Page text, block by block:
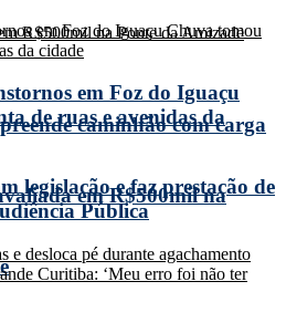
caminhão com carga
em R$500mil na
em Foz do Iguaçu
de ruas e avenidas da
legislação e faz prestação de
Pública